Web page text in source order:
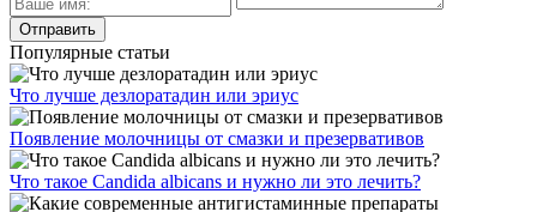
Популярные статьи
Что лучше дезлоратадин или эриус
Появление молочницы от смазки и презервативов
Что такое Candida albicans и нужно ли это лечить?